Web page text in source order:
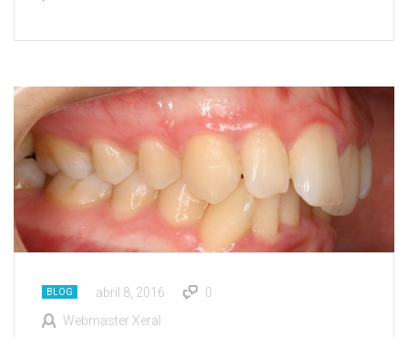
BLOG abril 8, 2016
0
Webmaster Xeral